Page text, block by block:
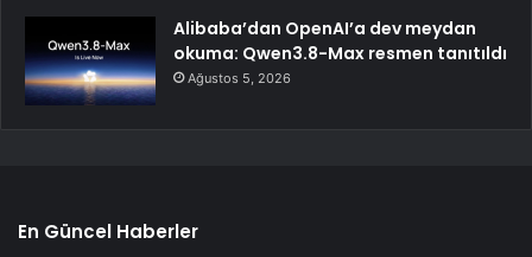
Alibaba’dan OpenAI’a dev meydan
okuma: Qwen3.8-Max resmen tanıtıldı
Ağustos 5, 2026
En Güncel Haberler